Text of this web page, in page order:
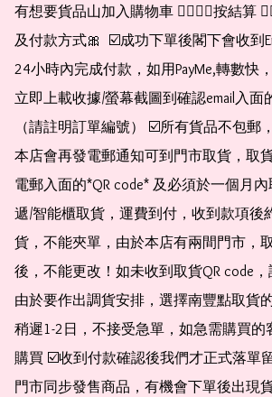
有想要貨品山加入購物車 👉🏻👉🏻按結算
及付款方式🎀  ☑️成功下單後閣下會收到
24小時內完成付款，如用PayMe,轉數快
立即上載收據/螢幕截圖到確認email入面
（請註明訂單編號） ☑️所有貨品不包郵
本店會再發電郵通知可到門市取貨，取
電郵入面的*QR code* 及必須於一個月
遞/智能櫃取貨，運費到付，收到款項後
貨，不能夾單，由於本店有兩間門市，
後，不能更改！如未收到取貨QR code
由於要作出調貨安排，選擇南豐點取貨
稍遲1-2日，不接受急單，如急需購買的
購買 ☑️收到付款確認後我們才正式落單
門市同步發售商品，有機會下單後出現